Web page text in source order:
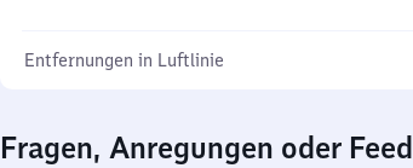
Entfernungen in Luftlinie
Fragen, Anregungen oder